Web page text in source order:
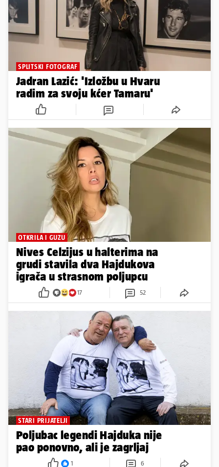
SPLITSKI FOTOGRAF
Jadran Lazić: 'Izložbu u Hvaru
radim za svoju kćer Tamaru'
OTKRILA I GUZU
Nives Celzijus u halterima na
grudi stavila dva Hajdukova
igrača u strasnom poljupcu
17 52
STARI PRIJATELJI
Poljubac legendi Hajduka nije
pao ponovno, ali je zagrljaj
1 6